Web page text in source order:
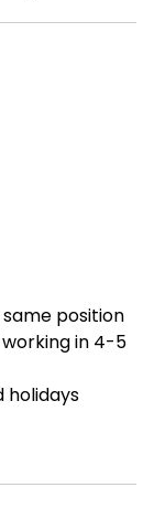
position
in 4-5
holidays